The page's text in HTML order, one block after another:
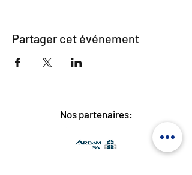
Partager cet événement
Nos partenaires: